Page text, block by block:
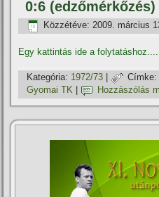
0:6 (edzőmérkőzés)
Közzétéve: 2009. március
Egy kattintás ide a folytatáshoz....
Kategória: 1972/73 | Címke:
Gyomai TK
Hozzászólás